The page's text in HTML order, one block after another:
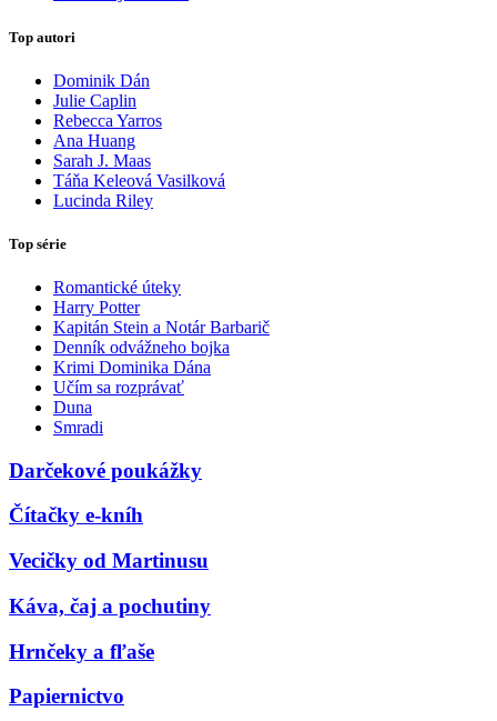
Top autori
Dominik Dán
Julie Caplin
Rebecca Yarros
Ana Huang
Sarah J. Maas
Táňa Keleová Vasilková
Lucinda Riley
Top série
Romantické úteky
Harry Potter
Kapitán Stein a Notár Barbarič
Denník odvážneho bojka
Krimi Dominika Dána
Učím sa rozprávať
Duna
Smradi
Darčekové poukážky
Čítačky e-kníh
Vecičky od Martinusu
Káva, čaj a pochutiny
Hrnčeky a fľaše
Papiernictvo